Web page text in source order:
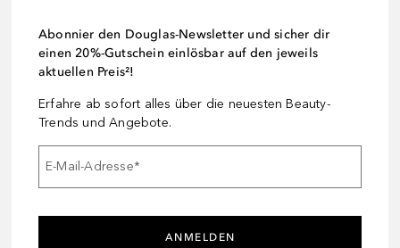
Abonnier den Douglas-Newsletter und sicher dir
einen 20%-Gutschein einlösbar auf den jeweils
aktuellen Preis²!
Erfahre ab sofort alles über die neuesten Beauty-
Trends und Angebote.
E-Mail-Adresse*
ANMELDEN